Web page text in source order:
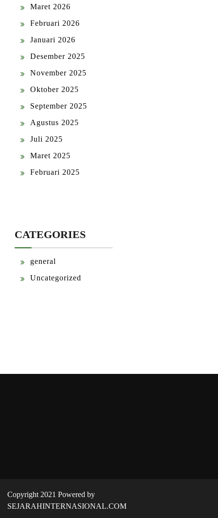
Maret 2026
Februari 2026
Januari 2026
Desember 2025
November 2025
Oktober 2025
September 2025
Agustus 2025
Juli 2025
Maret 2025
Februari 2025
CATEGORIES
general
Uncategorized
Copyright 2021 Powered by
SEJARAHINTERNASIONAL.COM